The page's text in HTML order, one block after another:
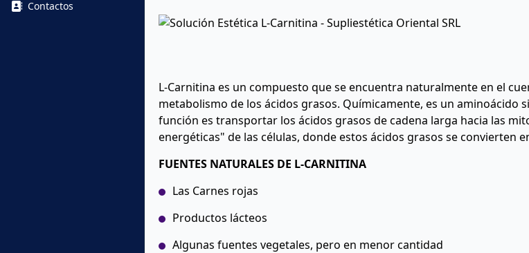
Contactos
L-Carnitina es un compuesto que se encuentra naturalmente en el
metabolismo de los ácidos grasos. Químicamente, es un aminoácido
función es transportar los ácidos grasos de cadena larga hacia las
energéticas" de las células, donde estos ácidos grasos se convierten
FUENTES NATURALES DE L-CARNITINA
Las Carnes rojas
Productos lácteos
Algunas fuentes vegetales, pero en menor cantidad